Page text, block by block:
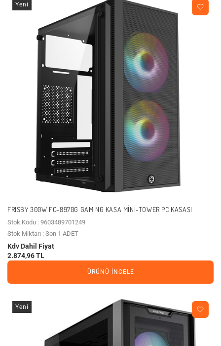
Yeni
FRISBY 300W FC-8970G GAMING KASA MINI-TOWER PC KASASI
Stok Kodu : 9603489701249
Stok Miktarı : Son 1 ADET
Kdv Dahil Fiyat
2.874,96 TL
ÜRÜNÜ İNCELE
Yeni